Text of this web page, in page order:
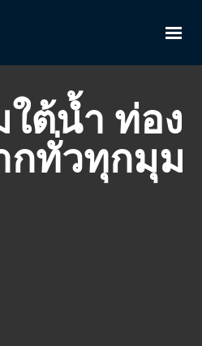
ใต้น้ำ ท่อง
กทั่วทุกมุม